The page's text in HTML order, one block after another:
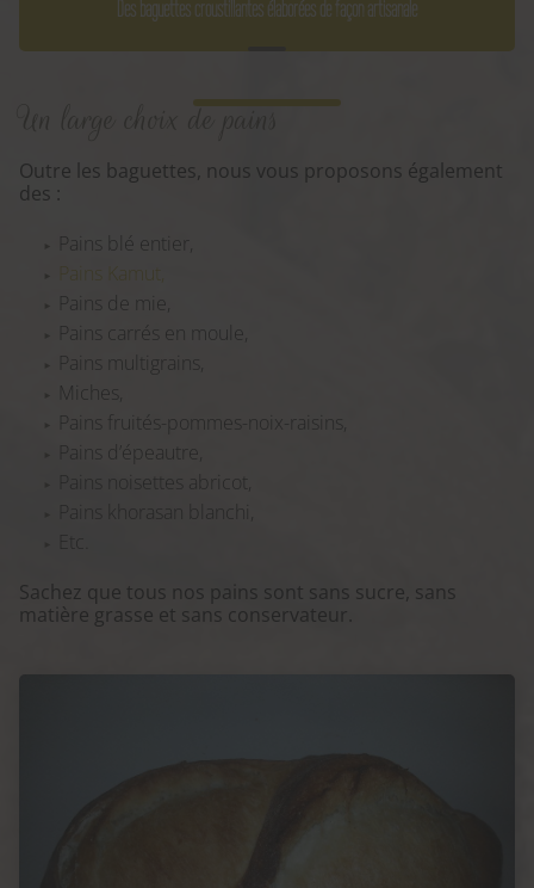
Des baguettes croustillantes élaborées de façon artisanale
Un large choix de pains
Outre les baguettes, nous vous proposons également
des :
Pains blé entier,
Pains Kamut,
Pains de mie,
Pains carrés en moule,
Pains multigrains,
Miches,
Pains fruités-pommes-noix-raisins,
Pains d’épeautre,
Pains noisettes abricot,
Pains khorasan blanchi,
Sachez que tous nos pains sont sans sucre, sans
matière grasse et sans conservateur.